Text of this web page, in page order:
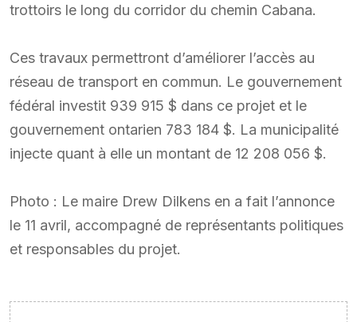
trottoirs le long du corridor du chemin Cabana.
Ces travaux permettront d’améliorer l’accès au
réseau de transport en commun. Le gouvernement
fédéral investit 939 915 $ dans ce projet et le
gouvernement ontarien 783 184 $. La municipalité
injecte quant à elle un montant de 12 208 056 $.
Photo : Le maire Drew Dilkens en a fait l’annonce
le 11 avril, accompagné de représentants politiques
et responsables du projet.